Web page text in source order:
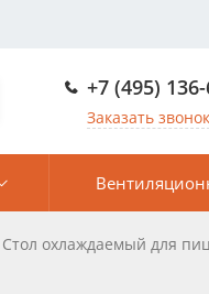
+7 (495)
Заказать звонок
Стол охлаждаемый для